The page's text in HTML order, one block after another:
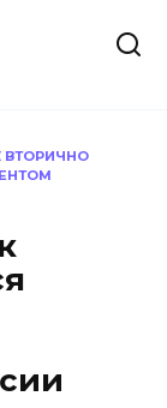
ВТОРИЧНО